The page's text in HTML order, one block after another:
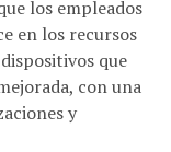
los empleados
en los recursos
que
con una
y